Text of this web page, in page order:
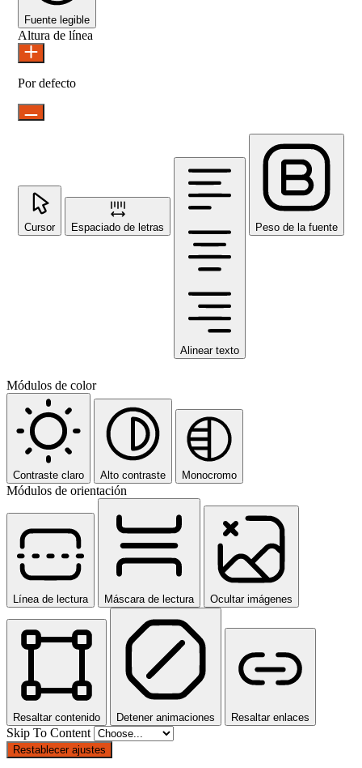
Fuente legible
Altura de línea
Por defecto
Cursor Espaciado de letras
Alinear texto
Peso de la fuente
Módulos de color
Contraste claro Alto contraste Monocromo
Módulos de orientación
Línea de lectura Máscara de lectura Ocultar imágenes
Resaltar contenido Detener animaciones Resaltar enlaces
Skip To Content
Restablecer ajustes